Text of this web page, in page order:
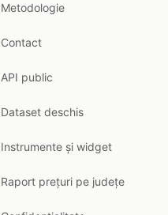
Metodologie
Contact
API public
Dataset deschis
Instrumente și widget
Raport prețuri pe județe